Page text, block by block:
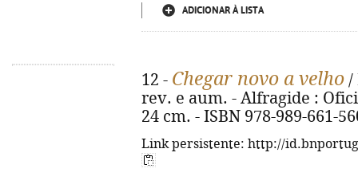
ADICIONAR À LISTA
12 - Chegar novo a velho /
rev. e aum. - Alfragide :
24 cm. - ISBN 978-989-661-
Link persistente: http://